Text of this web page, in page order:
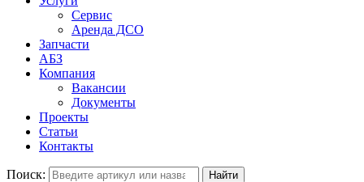
Сервис
Аренда ДСО
Запчасти
АБЗ
Компания
Вакансии
Документы
Проекты
Статьи
Контакты
Поиск: